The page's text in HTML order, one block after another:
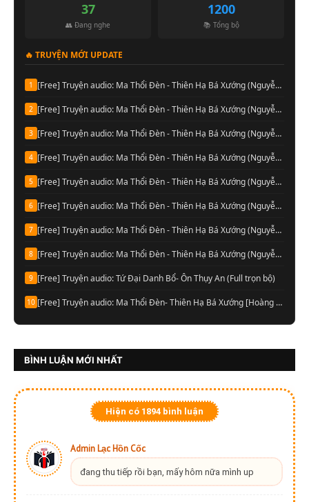
37
👥 Đang nghe
1200
📚 Tổng bộ
🔥 TRUYỆN MỚI UPDATE
1 [Free] Truyện audio: Ma Thổi Đèn - Thiên Hạ Bá Xướng (Nguyễn Thành đọc-Quyển 08)
2 [Free] Truyện audio: Ma Thổi Đèn - Thiên Hạ Bá Xướng (Nguyễn Thành đọc-Quyển 07)
3 [Free] Truyện audio: Ma Thổi Đèn - Thiên Hạ Bá Xướng (Nguyễn Thành đọc-Quyển 06)
4 [Free] Truyện audio: Ma Thổi Đèn - Thiên Hạ Bá Xướng (Nguyễn Thành đọc-Quyển 05)
5 [Free] Truyện audio: Ma Thổi Đèn - Thiên Hạ Bá Xướng (Nguyễn Thành đọc-Quyển 04)
6 [Free] Truyện audio: Ma Thổi Đèn - Thiên Hạ Bá Xướng (Nguyễn Thành đọc-Quyển 03)
7 [Free] Truyện audio: Ma Thổi Đèn - Thiên Hạ Bá Xướng (Nguyễn Thành đọc-Quyển 02)
8 [Free] Truyện audio: Ma Thổi Đèn - Thiên Hạ Bá Xướng (Nguyễn Thành đọc-Quyển 01)
9 [Free] Truyện audio: Tứ Đại Danh Bổ- Ôn Thụy An (Full trọn bộ)
10 [Free] Truyện audio: Ma Thổi Đèn- Thiên Hạ Bá Xướng [Hoàng Vinh đọc] (Trọn bộ)
BÌNH LUẬN MỚI NHẤT
Hiện có 1894 bình luận
Admin Lạc Hồn Cốc
đang thu tiếp rồi bạn, mấy hôm nữa mình up